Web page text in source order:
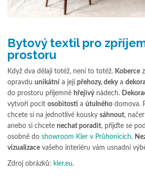
Bytový textil pro
prostoru
Když dva dělají totéž, není to totéž. Koberce
opravdu unikátní a její přehozy, dekya
do prostoru příjemně hřejivýnádech.
vytvoří pocit osobitosti a útulného domova.
chcete si na jednotlivé kousky sáhnout,
anebo si chcete nechat poradit, přijďte se
osobně do showroom Kler v Průhonicích.
vizualizace vašeho interiéru vám usnadní
Zdroj obrázků: kler.eu.